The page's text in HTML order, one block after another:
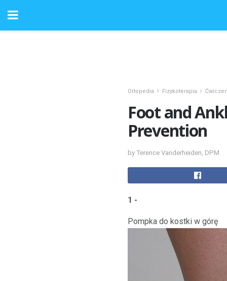
Ortopedia Fizykoterapia
Foot and
Prevention
by Terence Vanderheiden, DPM
1 -
Pompka do kostki w górę